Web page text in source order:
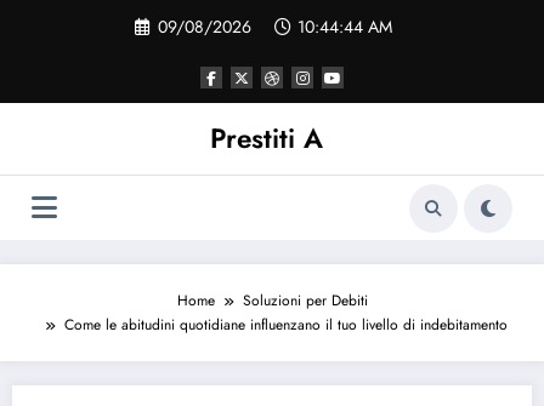
09/08/2026 10:44:44 AM
Prestiti A
Home
Soluzioni per Debiti
Come le abitudini quotidiane influenzano il tuo livello di indebitamento